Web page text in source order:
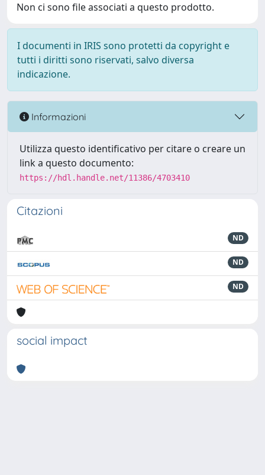
Non ci sono file associati a questo prodotto.
I documenti in IRIS sono protetti da copyright e
tutti i diritti sono riservati, salvo diversa
indicazione.
Informazioni
Utilizza questo identificativo per citare o creare un
link a questo documento:
https://hdl.handle.net/11386/4703410
Citazioni
ND
ND
ND
social impact